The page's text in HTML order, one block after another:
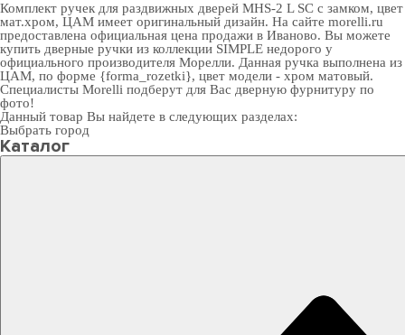
Комплект ручек для раздвижных дверей MHS-2 L SC с замком, цвет
мат.хром, ЦАМ имеет оригинальный дизайн. На сайте morelli.ru
предоставлена официальная цена продажи в Иваново. Вы можете
купить дверные ручки из коллекции SIMPLE недорого у
официального производителя Морелли. Данная ручка выполнена из
ЦАМ, по форме {forma_rozetki}, цвет модели - хром матовый.
Специалисты Morelli подберут для Вас дверную фурнитуру по
фото!
Данный товар Вы найдете в следующих разделах:
Выбрать город
Каталог